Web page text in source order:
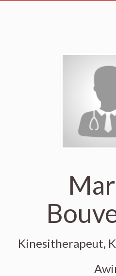
Kinesitherapeut,